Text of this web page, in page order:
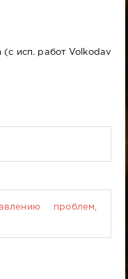
(с исп. работ Volkodav
проблем,